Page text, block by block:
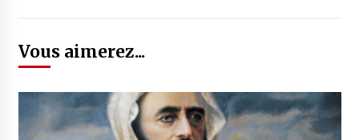
Vous aimerez...